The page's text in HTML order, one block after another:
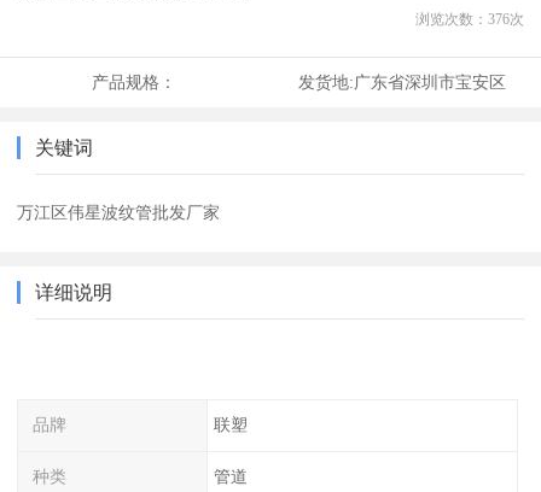
浏览次数： 376次
产品规格： 发货地:广东省深圳市宝安区
关键词
万江区伟星波纹管批发厂家
详细说明
品牌 联塑
种类 管道